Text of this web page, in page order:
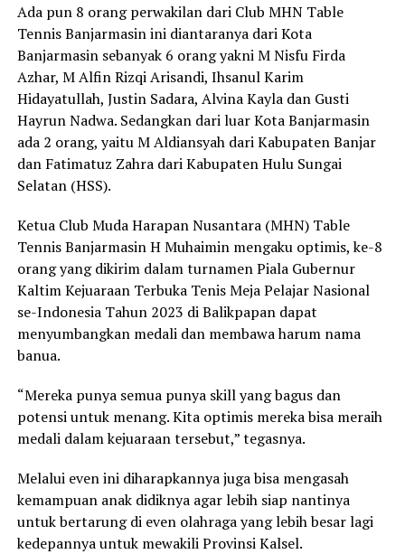
Ada pun 8 orang perwakilan dari Club MHN Table
Tennis Banjarmasin ini diantaranya dari Kota
Banjarmasin sebanyak 6 orang yakni M Nisfu Firda
Azhar, M Alfin Rizqi Arisandi, Ihsanul Karim
Hidayatullah, Justin Sadara, Alvina Kayla dan Gusti
Hayrun Nadwa. Sedangkan dari luar Kota Banjarmasin
ada 2 orang, yaitu M Aldiansyah dari Kabupaten Banjar
dan Fatimatuz Zahra dari Kabupaten Hulu Sungai
Selatan (HSS).
Ketua Club Muda Harapan Nusantara (MHN) Table
Tennis Banjarmasin H Muhaimin mengaku optimis, ke-8
orang yang dikirim dalam turnamen Piala Gubernur
Kaltim Kejuaraan Terbuka Tenis Meja Pelajar Nasional
se-Indonesia Tahun 2023 di Balikpapan dapat
menyumbangkan medali dan membawa harum nama
banua.
“Mereka punya semua punya skill yang bagus dan
potensi untuk menang. Kita optimis mereka bisa meraih
medali dalam kejuaraan tersebut,” tegasnya.
Melalui even ini diharapkannya juga bisa mengasah
kemampuan anak didiknya agar lebih siap nantinya
untuk bertarung di even olahraga yang lebih besar lagi
kedepannya untuk mewakili Provinsi Kalsel.